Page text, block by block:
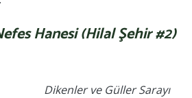
Hanesi (Hilal Şehir #2)
Dikenler ve Güller Sarayı